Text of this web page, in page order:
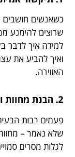
כשאנשים חושבים
שרוצים להימנע
למידה איך לדבר
ואיך להביע את
האווירה.
2. הבנת מחוות והבעות רגש
פעמים רבות
שלא נאמר –
לגלות מסרים